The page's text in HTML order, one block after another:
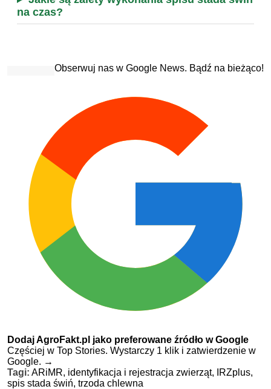
na czas?
Obserwuj nas w Google News. Bądź na bieżąco!
Dodaj AgroFakt.pl jako preferowane źródło w Google
Częściej w Top Stories. Wystarczy 1 klik i zatwierdzenie w
Google. →
Tagi: ARiMR, identyfikacja i rejestracja zwierząt,
IRZplus,
spis stada świń, trzoda chlewna